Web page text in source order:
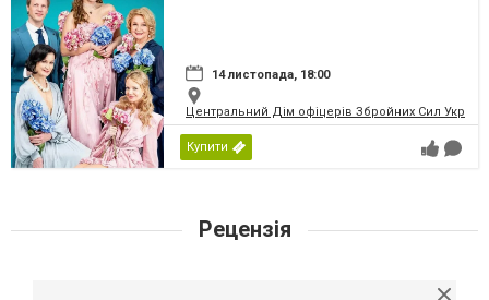
14 листопада, 18:00
Центральний Дім офіцерів Збройних Сил
Купити
Рецензія